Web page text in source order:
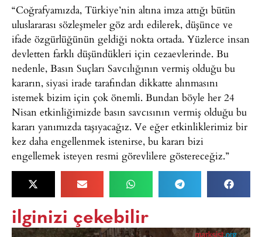
“Coğrafyamızda, Türkiye’nin altına imza attığı bütün
uluslararası sözleşmeler göz ardı edilerek, düşünce ve
ifade özgürlüğünün geldiği nokta ortada. Yüzlerce insan
devletten farklı düşündükleri için cezaevlerinde. Bu
nedenle, Basın Suçları Savcılığının vermiş olduğu bu
kararın, siyasi irade tarafından dikkatte alınmasını
istemek bizim için çok önemli. Bundan böyle her 24
Nisan etkinliğimizde basın savcısının vermiş olduğu bu
kararı yanımızda taşıyacağız. Ve eğer etkinliklerimiz bir
kez daha engellenmek istenirse, bu kararı bizi
engellemek isteyen resmi görevlilere göstereceğiz.”
ilginizi çekebilir